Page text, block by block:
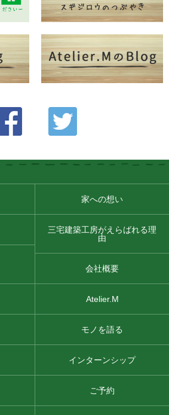
家への想い
三宅建築工房がえらばれる理
由
会社概要
Atelier.M
モノを語る
インターンシップ
ご予約